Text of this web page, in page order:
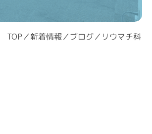
TOP／新着情報／ブログ／ リウマチ科